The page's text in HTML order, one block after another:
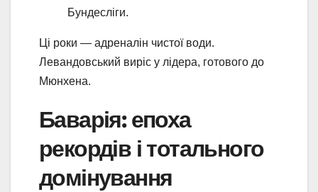
Бундесліги.
Ці роки — адреналін чистої води.
Левандовський виріс у лідера, готового до
Мюнхена.
Баварія: епоха
рекордів і тотального
домінування